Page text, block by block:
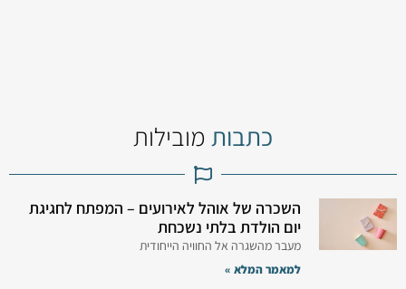
כתבות מובילות
השכרה של אוהל לאירועים – המפתח לחגיגת
יום הולדת בלתי נשכחת
מעבר מהשגרה אל החוויה הייחודית
למאמר המלא »